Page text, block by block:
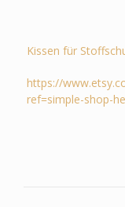
Kissen für
https://
ref=simple-shop-